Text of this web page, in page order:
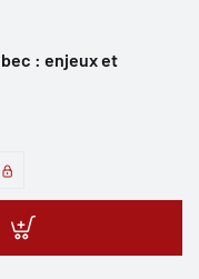
: enjeux et